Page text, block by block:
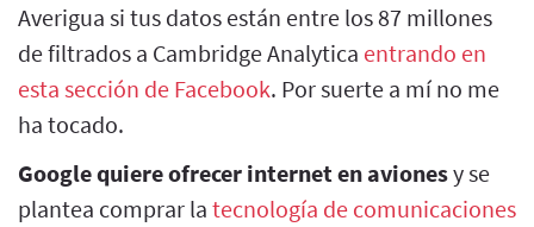
Averigua si tus datos están entre los 87 millones
de filtrados a Cambridge Analytica entrando en
esta sección de Facebook. Por suerte a mí no me
ha tocado.
Google quiere ofrecer internet en avionesy se
plantea comprar la tecnología de comunicaciones